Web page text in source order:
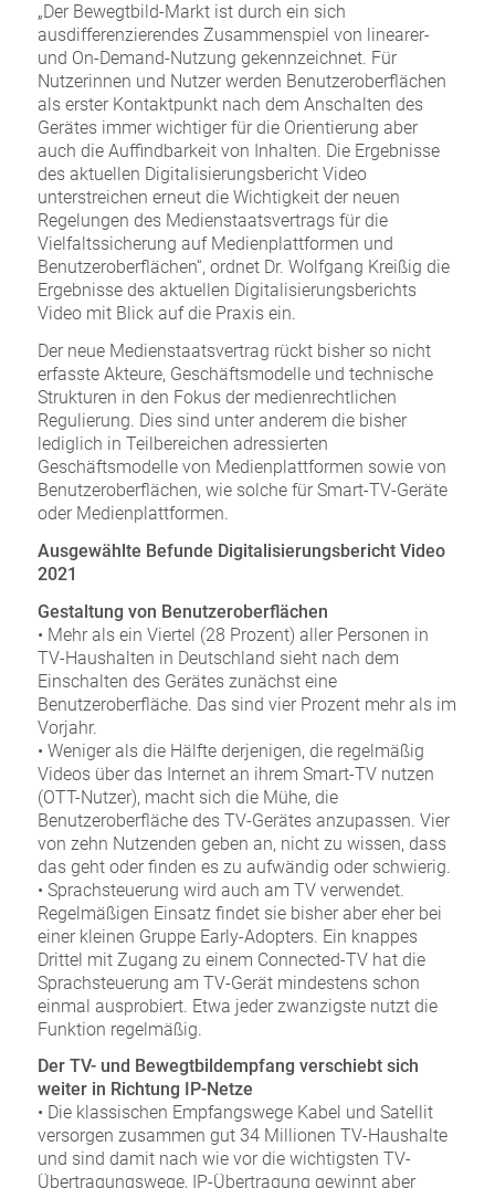
„Der Bewegtbild-Markt ist durch ein sich
ausdifferenzierendes Zusammenspiel von linearer-
und On-Demand-Nutzung gekennzeichnet. Für
Nutzerinnen und Nutzer werden Benutzeroberflächen
als erster Kontaktpunkt nach dem Anschalten des
Gerätes immer wichtiger für die Orientierung aber
auch die Auffindbarkeit von Inhalten. Die Ergebnisse
des aktuellen Digitalisierungsbericht Video
unterstreichen erneut die Wichtigkeit der neuen
Regelungen des Medienstaatsvertrags für die
Vielfaltssicherung auf Medienplattformen und
Benutzeroberflächen“, ordnet Dr. Wolfgang Kreißig die
Ergebnisse des aktuellen Digitalisierungsberichts
Video mit Blick auf die Praxis ein.
Der neue Medienstaatsvertrag rückt bisher so nicht
erfasste Akteure, Geschäftsmodelle und technische
Strukturen in den Fokus der medienrechtlichen
Regulierung. Dies sind unter anderem die bisher
lediglich in Teilbereichen adressierten
Geschäftsmodelle von Medienplattformen sowie von
Benutzeroberflächen, wie solche für Smart-TV-Geräte
oder Medienplattformen.
Ausgewählte Befunde Digitalisierungsbericht Video
2021
Gestaltung von Benutzeroberflächen
• Mehr als ein Viertel (28 Prozent) aller Personen in
TV-Haushalten in Deutschland sieht nach dem
Einschalten des Gerätes zunächst eine
Benutzeroberfläche. Das sind vier Prozent mehr als im
Vorjahr.
• Weniger als die Hälfte derjenigen, die regelmäßig
Videos über das Internet an ihrem Smart-TV nutzen
(OTT-Nutzer), macht sich die Mühe, die
Benutzeroberfläche des TV-Gerätes anzupassen. Vier
von zehn Nutzenden geben an, nicht zu wissen, dass
das geht oder finden es zu aufwändig oder schwierig.
• Sprachsteuerung wird auch am TV verwendet.
Regelmäßigen Einsatz findet sie bisher aber eher bei
einer kleinen Gruppe Early-Adopters. Ein knappes
Drittel mit Zugang zu einem Connected-TV hat die
Sprachsteuerung am TV-Gerät mindestens schon
einmal ausprobiert. Etwa jeder zwanzigste nutzt die
Funktion regelmäßig.
Der TV- und Bewegtbildempfang verschiebt sich
weiter in Richtung IP-Netze
• Die klassischen Empfangswege Kabel und Satellit
versorgen zusammen gut 34 Millionen TV-Haushalte
und sind damit nach wie vor die wichtigsten TV-
Übertragungswege, IP-Übertragung gewinnt aber